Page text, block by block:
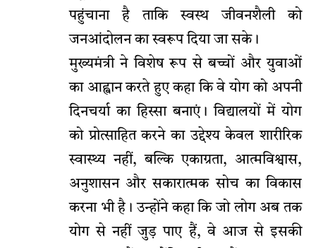
पहुंचाना है ताकि स्वस्थ जीवनशैली को
जनआंदोलन का स्वरूप दिया जा सके।
मुख्यमंत्री ने विशेष रूप से बच्चों और युवाओं
का आह्वान करते हुए कहा कि वे योग को अपनी
दिनचर्या का हिस्सा बनाएं। विद्यालयों में योग
को प्रोत्साहित करने का उद्देश्य केवल शारीरिक
स्वास्थ्य नहीं, बल्कि एकाग्रता, आत्मविश्वास,
अनुशासन और सकारात्मक सोच का विकास
करना भी है। उन्होंने कहा कि जो लोग अब तक
योग से नहीं जुड़ पाए हैं, वे आज से इसकी